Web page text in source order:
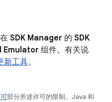
SDK Manager 的 SDK
Emulator 组件。有关说
新工具。
部分所述许可的限制。Java 和